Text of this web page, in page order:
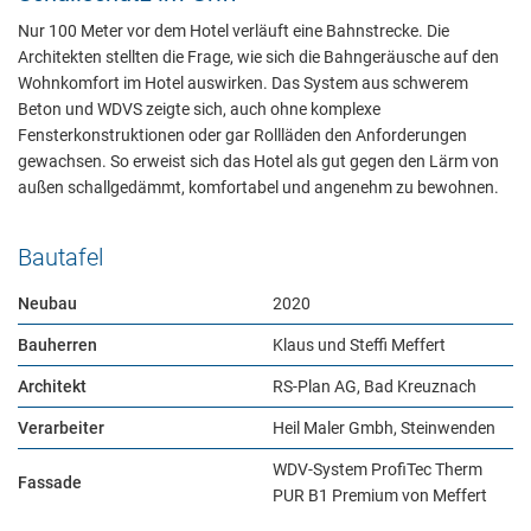
Nur 100 Meter vor dem Hotel verläuft eine Bahnstrecke. Die
Architekten stellten die Frage, wie sich die Bahngeräusche auf den
Wohnkomfort im Hotel auswirken. Das System aus schwerem
Beton und WDVS zeigte sich, auch ohne komplexe
Fensterkonstruktionen oder gar Rollläden den Anforderungen
gewachsen. So erweist sich das Hotel als gut gegen den Lärm von
außen schallgedämmt, komfortabel und angenehm zu bewohnen.
Bautafel
Neubau 2020
Bauherren Klaus und Steffi Meffert
Architekt RS-Plan AG, Bad Kreuznach
Verarbeiter Heil Maler Gmbh, Steinwenden
Fassade
WDV-System ProfiTec Therm
PUR B1 Premium von Meffert
Notwendig
Diese werden für die Grundfunktionen der Website benötigt und
helfen dabei, unsere Website nutzbar zu machen sowie Zugriffe
auf sichere Bereiche unserer Website ermöglichen.
Cookie Informationen anzeigen
External Content
Includes resources that make external content available on the
website. Such as YouTube, Instagram or similar providers.
Cookie Informationen anzeigen